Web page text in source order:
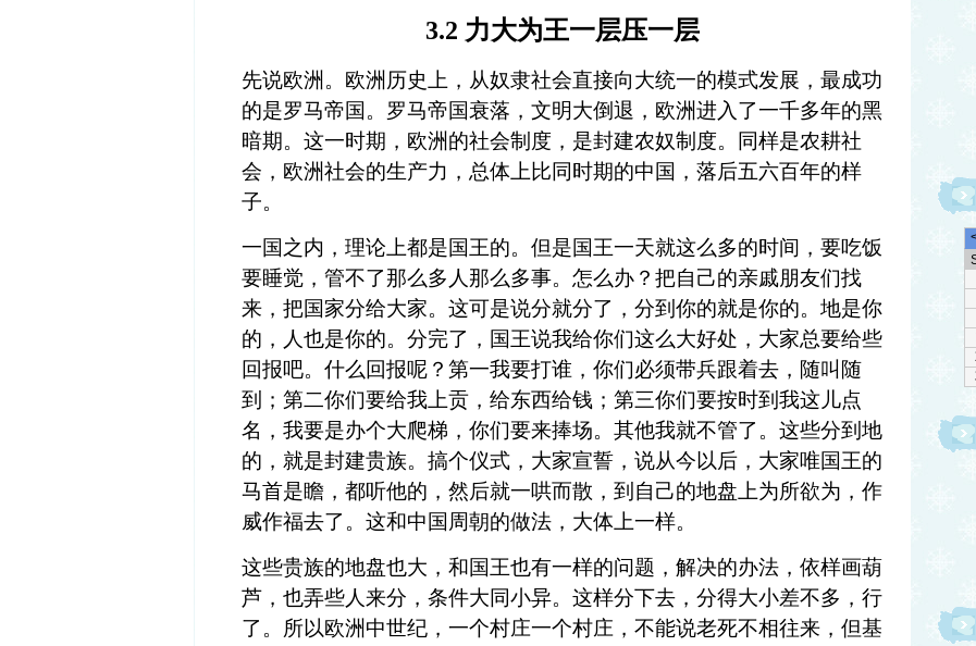
3.2 力大为王一层压一层
先说欧洲。欧洲历史上，从奴隶社会直接向大统一的模式发展，最成功
的是罗马帝国。罗马帝国衰落，文明大倒退，欧洲进入了一千多年的黑
暗期。这一时期，欧洲的社会制度，是封建农奴制度。同样是农耕社
会，欧洲社会的生产力，总体上比同时期的中国，落后五六百年的样
子。
一国之内，理论上都是国王的。但是国王一天就这么多的时间，要吃饭
要睡觉，管不了那么多人那么多事。怎么办？把自己的亲戚朋友们找
来，把国家分给大家。这可是说分就分了，分到你的就是你的。地是你
的，人也是你的。分完了，国王说我给你们这么大好处，大家总要给些
回报吧。什么回报呢？第一我要打谁，你们必须带兵跟着去，随叫随
到；第二你们要给我上贡，给东西给钱；第三你们要按时到我这儿点
名，我要是办个大爬梯，你们要来捧场。其他我就不管了。这些分到地
的，就是封建贵族。搞个仪式，大家宣誓，说从今以后，大家唯国王的
马首是瞻，都听他的，然后就一哄而散，到自己的地盘上为所欲为，作
威作福去了。这和中国周朝的做法，大体上一样。
这些贵族的地盘也大，和国王也有一样的问题，解决的办法，依样画葫
芦，也弄些人来分，条件大同小异。这样分下去，分得大小差不多，行
了。所以欧洲中世纪，一个村庄一个村庄，不能说老死不相往来，但基